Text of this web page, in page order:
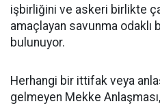
işbirliğini ve askeri birlikte
amaçlayan savunma odaklı
bulunuyor.
Herhangi bir ittifak veya
gelmeyen Mekke